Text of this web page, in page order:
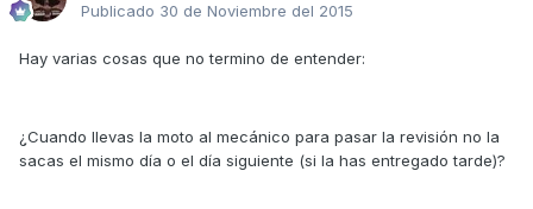
Publicado 30 de Noviembre del 2015
Hay varias cosas que no termino de entender:
¿Cuando llevas la moto al mecánico para pasar la revisión no la
sacas el mismo día o el día siguiente (si la has entregado tarde)?